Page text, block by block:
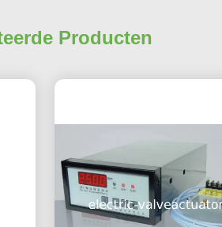
Producten